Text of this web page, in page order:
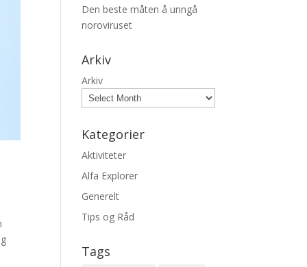
Den beste måten å unngå
noroviruset
Arkiv
Arkiv
Kategorier
Aktiviteter
Alfa Explorer
Generelt
Tips og Råd
Tags